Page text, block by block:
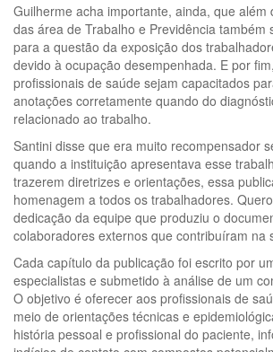
Guilherme acha importante, ainda, que além
das área de Trabalho e Previdência também
para a questão da exposição dos
devido à ocupação desempenhada. E por
profissionais de saúde sejam capacitados
anotações corretamente quando do
relacionado ao trabalho.
Santini disse que era muito recompensador
quando a instituição apresentava esse
trazerem diretrizes e orientações, essa
homenagem a todos os trabalhadores.
dedicação da equipe que produziu o
colaboradores externos que contribuíram na
Cada capítulo da publicação foi escrito por
especialistas e submetido à análise de um
O objetivo é oferecer aos profissionais de
meio de orientações técnicas e
história pessoal e profissional do paciente,